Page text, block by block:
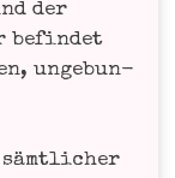
der
befin­det
unge­bun­